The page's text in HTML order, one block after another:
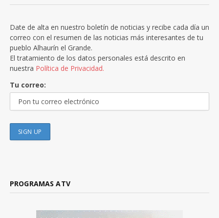
Date de alta en nuestro boletín de noticias y recibe cada día un
correo con el resumen de las noticias más interesantes de tu
pueblo Alhaurín el Grande.
El tratamiento de los datos personales está descrito en
nuestra Política de Privacidad.
Tu correo:
PROGRAMAS ATV